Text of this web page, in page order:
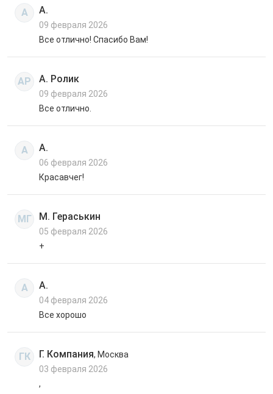
А А.
09 февраля 2026
Все отлично! Спасибо Вам!
АР А. Ролик
09 февраля 2026
Все отлично.
А А.
06 февраля 2026
Красавчег!
МГ М. Гераськин
05 февраля 2026
+
А А.
04 февраля 2026
Все хорошо
ГК Г. Компания, Москва
03 февраля 2026
,